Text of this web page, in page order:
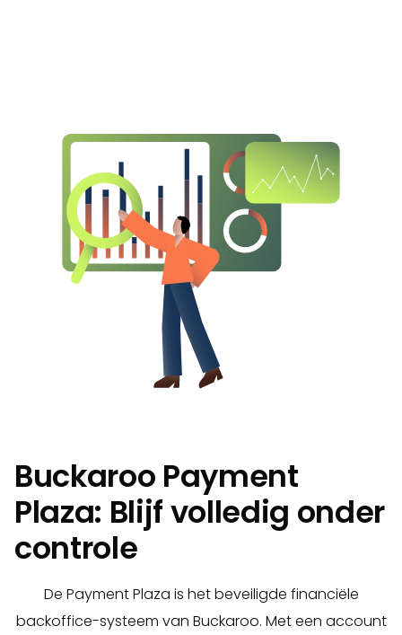
Buckaroo Payment
Plaza: Blijf volledig onder
controle
De Payment Plaza is het beveiligde financiële
backoffice-systeem van Buckaroo. Met een account